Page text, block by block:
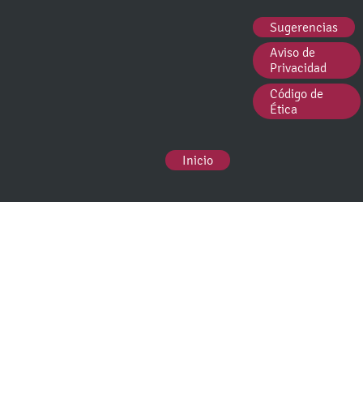
Sugerencias
Aviso de
Privacidad
Código de
Ética
Inicio